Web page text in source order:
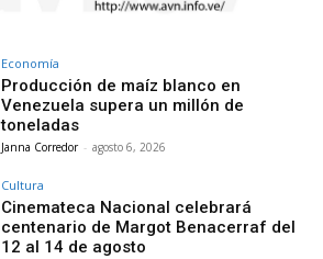
Economía
Producción de maíz blanco en
Venezuela supera un millón de
toneladas
Janna Corredor - agosto 6, 2026
Cultura
Cinemateca Nacional celebrará
centenario de Margot Benacerraf del
12 al 14 de agosto